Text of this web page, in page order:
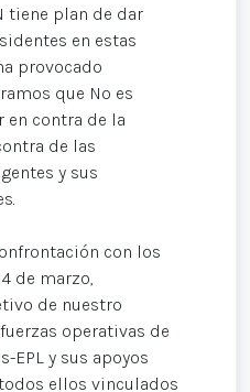
tiene plan de dar
en estas
provocado
que No es
en contra de la
de las
y sus
con los
de marzo,
de nuestro
operativas de
EPL y sus apoyos
ellos vinculados